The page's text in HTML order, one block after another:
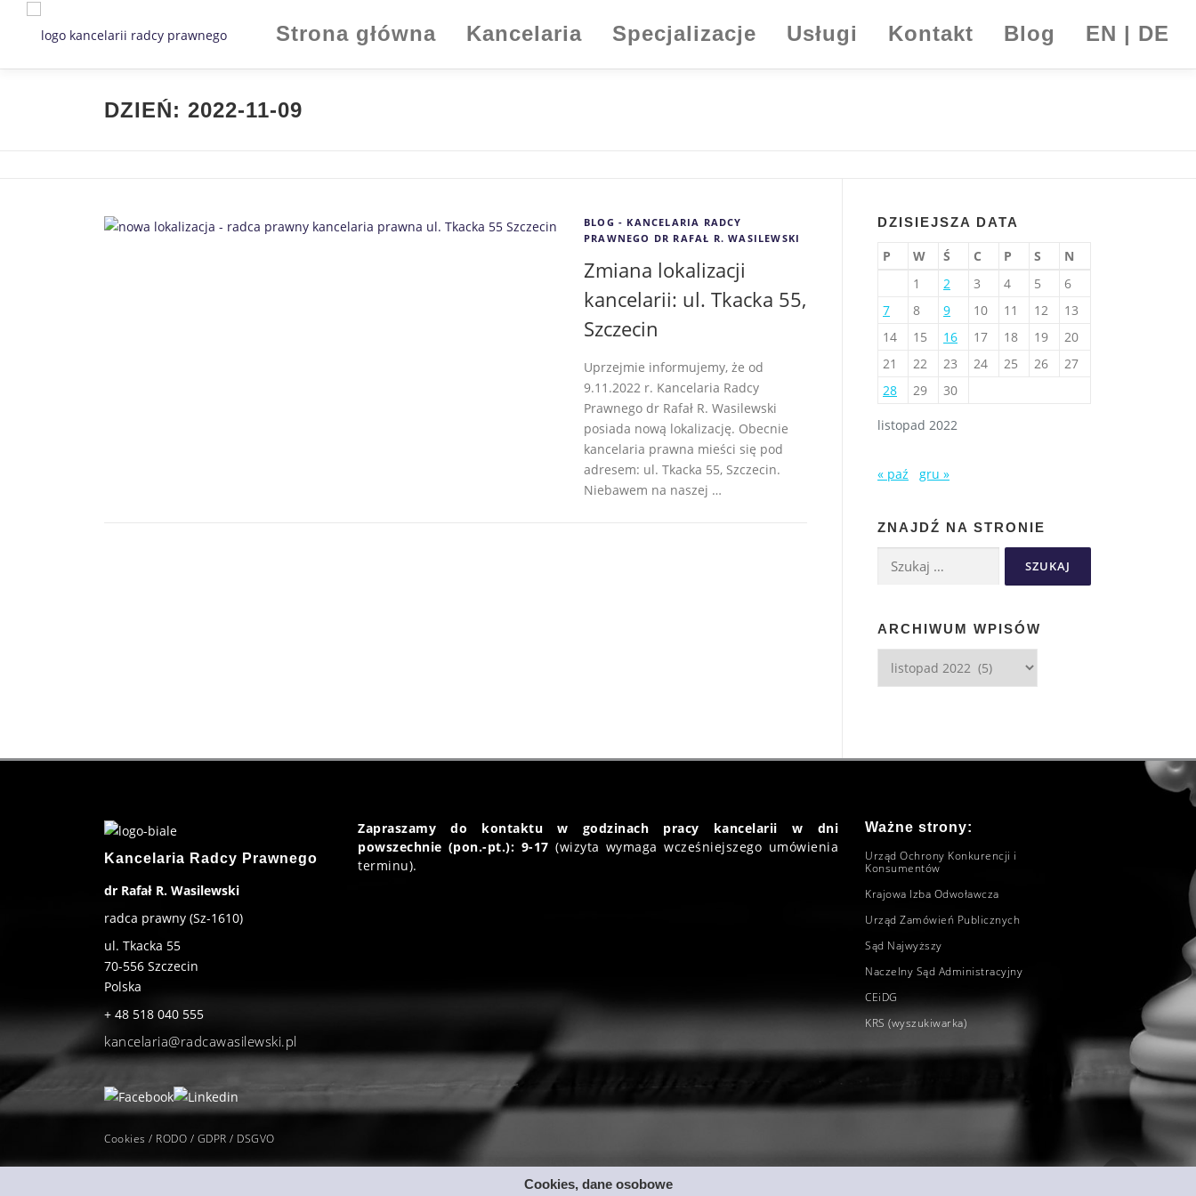
Strona główna Kancelaria Specjalizacje Usługi Kontakt Blog EN | DE
DZIEŃ: 2022-11-09
BLOG - KANCELARIA RADCY
PRAWNEGO DR RAFAŁ R. WASILEWSKI
Zmiana lokalizacji
kancelarii: ul. Tkacka 55,
Szczecin
Uprzejmie informujemy, że od
9.11.2022 r. Kancelaria Radcy
Prawnego dr Rafał R. Wasilewski
posiada nową lokalizację. Obecnie
kancelaria prawna mieści się pod
adresem: ul. Tkacka 55, Szczecin.
Niebawem na naszej …
DZISIEJSZA DATA
listopad 2022
P W Ś C P S
N
1
2 3 4 5
6
7
8 9 10 11 12
13
14
15 16 17 18 19
20
21
22 23 24 25 26
27
28
29 30
« paź gru »
ZNAJDŹ NA STRONIE
ARCHIWUM WPISÓW
Kancelaria Radcy Prawnego
dr Rafał R. Wasilewski
radca prawny (Sz-1610)
ul. Tkacka 55
70-556 Szczecin
Polska
+ 48 518 040 555
kancelaria@radcawasilewski.pl
Cookies / RODO / GDPR / DSGVO
Zapraszamy do kontaktu w godzinach pracy kancelarii w dni
powszechnie (pon.-pt.): 9-17 (wizyta wymaga wcześniejszego umówienia
terminu).
Ważne strony:
Urząd Ochrony Konkurencji i
Konsumentów
Krajowa Izba Odwoławcza
Urząd Zamówień Publicznych
Sąd Najwyższy
Naczelny Sąd Administracyjny
CEiDG
KRS (wyszukiwarka)
Copyright © 2020 Kancelaria Radcy Prawnego dr Rafał R. Wasilewski
Cookies, dane osobowe